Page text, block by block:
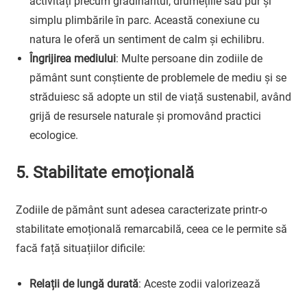
simplu plimbările în parc. Această conexiune cu
natura le oferă un sentiment de calm și echilibru.
Îngrijirea mediului: Multe persoane din zodiile de
pământ sunt conștiente de problemele de mediu și se
străduiesc să adopte un stil de viață sustenabil, având
grijă de resursele naturale și promovând practici
ecologice.
5. Stabilitate emoțională
Zodiile de pământ sunt adesea caracterizate printr-o
stabilitate emoțională remarcabilă, ceea ce le permite să
facă față situațiilor dificile:
Relații de lungă durată: Aceste zodii valorizează